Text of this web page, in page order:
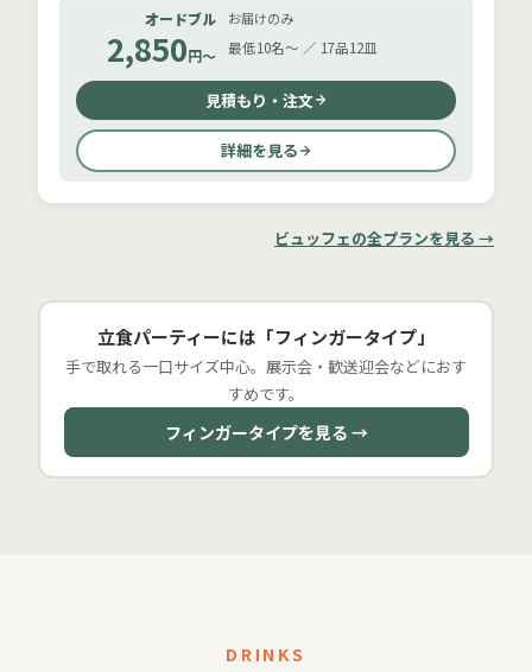
オードブル お届けのみ
2,850円〜 最低10名〜 ／ 17品12皿
見積もり・注文
詳細を見る
ビュッフェの全プランを見る →
立食パーティーには「フィンガータイプ」
手で取れる一口サイズ中心。展示会・歓送迎会などにおす
すめです。
フィンガータイプを見る →
DRINKS